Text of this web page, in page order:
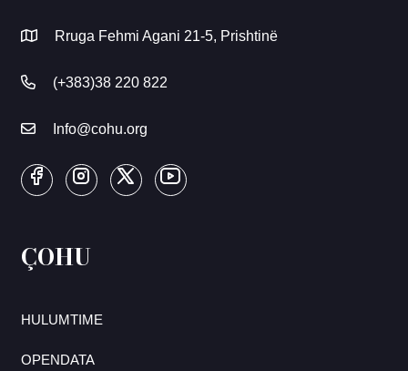
Rruga Fehmi Agani 21-5, Prishtinë
(+383)38 220 822
Info@cohu.org
ÇOHU
HULUMTIME
OPENDATA